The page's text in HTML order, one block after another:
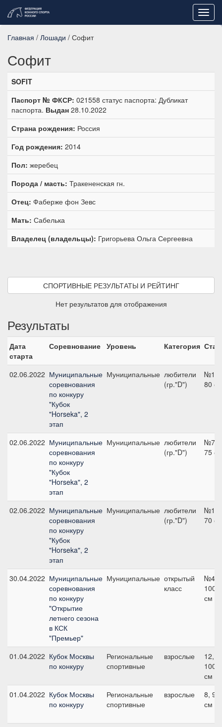
Главная / Лошади / Софит
Софит
SOFIT
Паспорт № ФКСР: 021558 статус паспорта: Дубликат
паспорта. Выдан 28.10.2022
Страна рождения: Россия
Год рождения: 2014
Пол: жеребец
Порода / масть: Тракененская гн.
Отец: Фаберже фон Зевс
Мать: Сабелька
Владелец (владельцы): Григорьева Ольга Сергеевна
СПОРТИВНЫЕ РЕЗУЛЬТАТЫ И РЕЙТИНГ
Нет результатов для отображения
Результаты
Дата
старта
Соревнование Уровень Категория
02.06.2022 Муниципальные
соревнования
по конкуру
"Кубок
"Horseka", 2
этап
Муниципальные любители
(гр."D")
№13,
80 см
02.06.2022 Муниципальные
соревнования
по конкуру
"Кубок
"Horseka", 2
этап
Муниципальные любители
(гр."D")
№7,
75 см
02.06.2022 Муниципальные
соревнования
по конкуру
"Кубок
"Horseka", 2
этап
Муниципальные любители
(гр."D")
№1,
70 см
30.04.2022 Муниципальные
соревнования
по конкуру
"Открытие
летнего сезона
в КСК
"Премьер"
Муниципальные открытый
класс
№4,
100
см
01.04.2022 Кубок Москвы
по конкуру
Региональные
спортивные
взрослые
12,
100
см
01.04.2022 Кубок Москвы
по конкуру
Региональные
спортивные
взрослые
8, 95
см